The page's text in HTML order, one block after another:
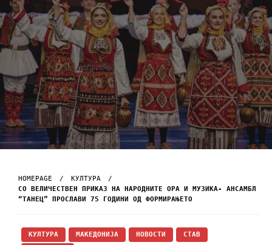
HOMEPAGE
КУЛТУРА
СО ВЕЛИЧЕСТВЕН ПРИКАЗ НА НАРОДНИТЕ ОРА И МУЗИКА- АНСАМБЛ
“ТАНЕЦ” ПРОСЛАВИ 75 ГОДИНИ ОД ФОРМИРАЊЕТО
КУЛТУРА МАКЕДОНИЈА НОВОСТИ
СТАВ